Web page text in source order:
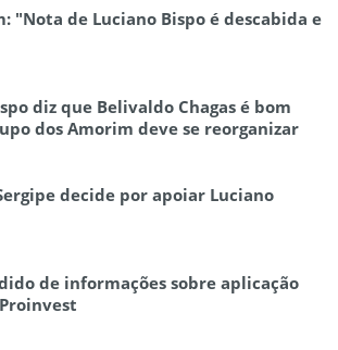
"Nota de Luciano Bispo é descabida e
diz que Belivaldo Chagas é bom
dos Amorim deve se reorganizar
decide por apoiar Luciano
de informações sobre aplicação